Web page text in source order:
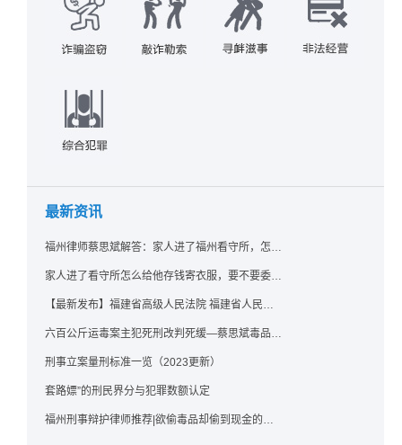
最新资讯
福州律师蔡思斌解答：家人进了福州看守所，怎么存钱寄衣服？最新实用指南请查收！
家人进了看守所怎么给他存钱寄衣服，要不要委托律师？福州看守所相关问题解答
【最新发布】福建省高级人民法院 福建省人民检察院《关于常见犯罪的量刑指导意见（二）（试行）》实施细则（试行）
六百公斤运毒案主犯死刑改判死缓—蔡思斌毒品犯罪辩护成功案例
刑事立案量刑标准一览（2023更新）
套路嫖”的刑民界分与犯罪数额认定
福州刑事辩护律师推荐|欲偷毒品却偷到现金的行为应如何认定？